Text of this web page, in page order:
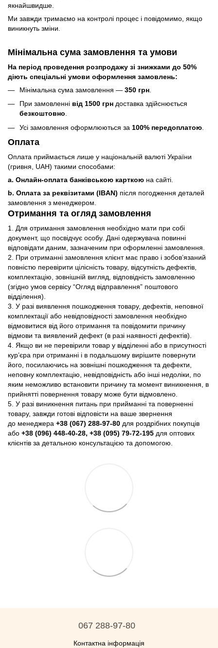
якнайшвидше.
Ми завжди тримаємо на контролі процес і повідомимо, якщо
виникнуть зміни.
Мінімальна сума замовлення та умови
На період проведення розпродажу зі знижками до 50%
діють спеціальні умови оформлення замовлень:
Мінімальна сума замовлення — 350 грн
При замовленні від 1500 грн доставка здійснюється
безкоштовно.
Усі замовлення оформлюються за 100% передоплатою
Оплата
Оплата приймається лише у національній валюті України
(гривня, UAH) такими способами:
a. Онлайн-оплата банківською карткою на сайті.
b. Оплата за реквізитами (IBAN) після погодження деталей
замовлення з менеджером.
Отримання та огляд замовлення
1. Для отримання замовлення необхідно мати при собі
документ, що посвідчує особу. Дані одержувача повинні
відповідати даним, зазначеним при оформленні замовлення.
2. При отриманні замовлення клієнт має право і зобов’язаний
повністю перевірити цілісність товару, відсутність дефектів,
комплектацію, зовнішній вигляд, відповідність замовленню
(згідно умов сервісу “Огляд відправлення” поштового
відділення).
3. У разі виявлення пошкодження товару, дефектів, неповної
комплектації або невідповідності замовлення необхідно
відмовитися від його отримання та повідомити причину
відмови та виявлений дефект (в разі наявності дефектів).
4. Якщо ви не перевірили товар у відділенні або в присутності
кур’єра при отриманні і в подальшому вирішите повернути
його, посилаючись на зовнішні пошкодження та дефекти,
неповну комплектацію, невідповідність або інші недоліки, по
яким неможливо встановити причину та момент виникнення, в
прийнятті повернення товару може бути відмовлено.
5. У разі виникнення питань при прийманні та поверненні
товару, завжди готові відповісти на ваше звернення
до менеджера +38 (067) 288-97-80 для роздрібних покупців
або +38 (096) 448-40-28, +38 (095) 79-72-195 для оптових
клієнтів за детальною консультацією та допомогою.
067 288-97-80
Контактна інформація